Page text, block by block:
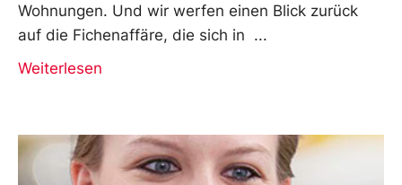
Wohnungen. Und wir werfen einen Blick zurück
auf die Fichenaffäre, die sich in
Weiterlesen